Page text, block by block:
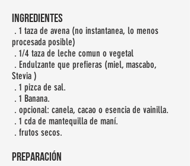
INGREDIENTES
. 1 taza de avena (no instantanea, lo menos
procesada posible)
. 1/4 taza de leche comun o vegetal
. Endulzante que prefieras (miel, mascabo,
Stevia )
. 1 pizca de sal.
. 1 Banana.
. opcional: canela, cacao o esencia de vainilla.
. 1 cda de mantequilla de maní.
. frutos secos.
preparación